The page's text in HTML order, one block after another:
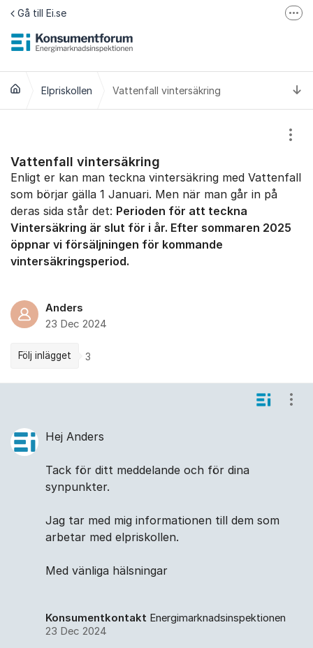
Hoppa till innehåll
Gå till Ei.se
Jämför elavtal på Elpriskollen.se
Elpriskollen Vattenfall vintersäkring
Vattenfall vintersäkring
Enligt er kan man teckna vintersäkring med Vattenfall
som börjar gälla 1 Januari. Men när man går in på
deras sida står det: Perioden för att teckna
Vintersäkring är slut för i år. Efter sommaren 2025
öppnar vi försäljningen för kommande
vintersäkringsperiod.
Anders
23 Dec 2024
Följ inlägget 3
Hej Anders
Tack för ditt meddelande och för dina
synpunkter.
Jag tar med mig informationen till dem som
arbetar med elpriskollen.
Med vänliga hälsningar
Konsumentkontakt Energimarknadsinspektionen
23 Dec 2024